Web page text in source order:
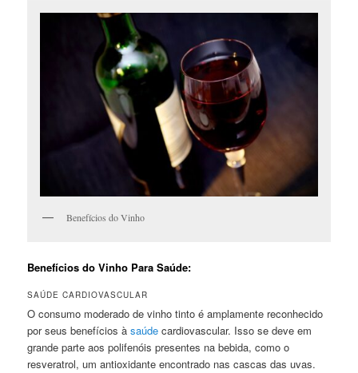
Benefícios do Vinho
Benefícios do Vinho Para Saúde:
SAÚDE CARDIOVASCULAR
O consumo moderado de vinho tinto é amplamente reconhecido
por seus benefícios àsaúde cardiovascular. Isso se deve em
grande parte aos polifenóis presentes na bebida, como o
resveratrol, um antioxidante encontrado nas cascas das uvas.